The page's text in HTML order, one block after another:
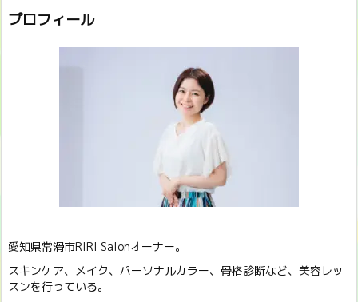
プロフィール
愛知県常滑市RIRI Salonオーナー。
スキンケア、メイク、パーソナルカラー、骨格診断など、美容レッ
スンを行っている。